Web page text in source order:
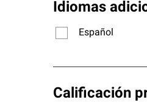
Idiomas
Español
Calificación